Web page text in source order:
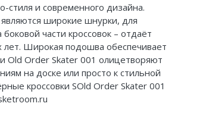
стиля и современного дизайна.
широкие шнурки, для
части кроссовок – отдаёт
Широкая подошва обеспечивает
Old Order Skater 001 олицетворяют
на доске или просто к стильной
кроссовки SOld Order Skater 001